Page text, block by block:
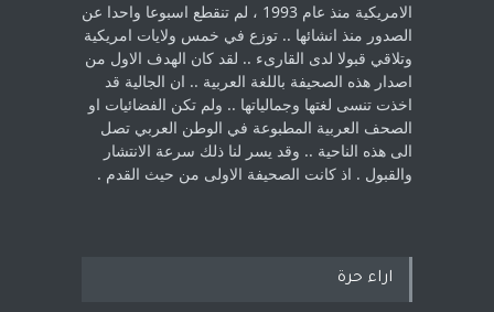
الامريكية منذ عام 1993 ، لم ‏تنقطع اسبوعا واحدا عن
الصدور منذ انشائها .. توزع في خمس ولايات امريكية
‏وتلاقي قبولا لدى القارىء ..‏ لقد كان الهدف الاول من
اصدار هذه الصحيفة باللغة العربية .. ان الجالية قد
اخذت ‏تنسى لغتها وجمالياتها .. ولم تكن الفضائيات او
الصحف العربية المطبوعة في الوطن ‏العربي تصل
الى هذه الناحية .. وقد يسر لنا ذلك سرعة الانتشار
والقبول . اذ كانت ‏الصحيفة الاولى من حيث القدم . ‏
اراء حرة